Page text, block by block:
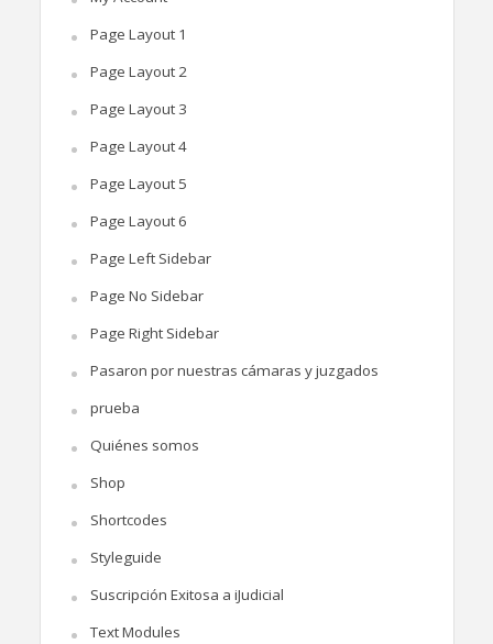
Page Layout 1
Page Layout 2
Page Layout 3
Page Layout 4
Page Layout 5
Page Layout 6
Page Left Sidebar
Page No Sidebar
Page Right Sidebar
Pasaron por nuestras cámaras y juzgados
prueba
Quiénes somos
Shop
Shortcodes
Styleguide
Suscripción Exitosa a iJudicial
Text Modules